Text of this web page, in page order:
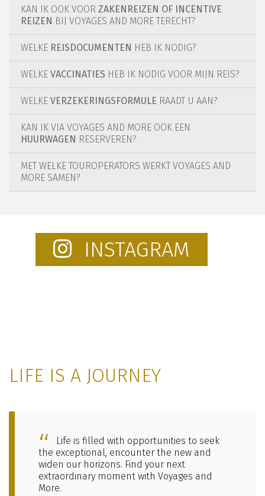
KAN IK OOK VOOR ZAKENREIZEN OF INCENTIVE
REIZEN BIJ VOYAGES AND MORE TERECHT?
WELKE REISDOCUMENTEN HEB IK NODIG?
WELKE VACCINATIES HEB IK NODIG VOOR MIJN REIS?
WELKE VERZEKERINGSFORMULE RAADT U AAN?
KAN IK VIA VOYAGES AND MORE OOK EEN
HUURWAGEN RESERVEREN?
MET WELKE TOUROPERATORS WERKT VOYAGES AND
MORE SAMEN?
INSTAGRAM
LIFE IS A JOURNEY
Life is filled with opportunities to seek
the exceptional, encounter the new and
widen our horizons. Find your next
extraordinary moment with Voyages and
More.